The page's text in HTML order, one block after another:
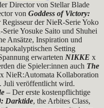
Director von Stellar Blade
von Goddess of Victory:
der NieR-Serie Yoko
Yosuke Saito und Shuhei
Ansätze, Inspiration und
Setting
erwarteten NIKKE x
die Spieler:innen auch The
x NieR:Automata Kollaboration
Juli veröffentlicht wird.
– Der erste kostenpflichtige
Darktide, the Arbites Class,